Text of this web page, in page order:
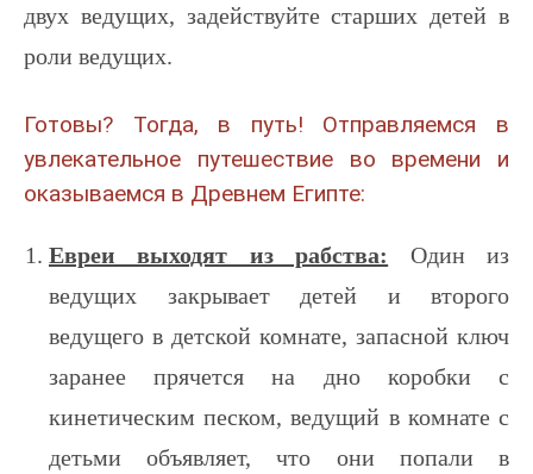
двух ведущих, задействуйте старших детей в
роли ведущих.
Готовы? Тогда, в путь! Отправляемся в
увлекательное путешествие во времени и
оказываемся в Древнем Египте:
Евреи выходят из рабства:
Один из
ведущих закрывает детей и второго
ведущего в детской комнате, запасной ключ
заранее прячется на дно коробки с
кинетическим песком, ведущий в комнате с
детьми объявляет, что они попали в